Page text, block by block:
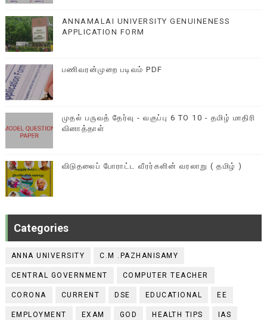
ANNAMALAI UNIVERSITY GENUINENESS
APPLICATION FORM
பணிவரன்முறை படிவம் PDF
முதல் பருவத் தேர்வு - வகுப்பு 6 TO 10 - தமிழ் மாதிரி
வினாத்தாள்
விடுதலைப் போராட்ட வீரர்களின் வரலாறு ( தமிழ் )
Categories
ANNA UNIVERSITY C.M .PAZHANISAMY
CENTRAL GOVERNMENT COMPUTER TEACHER
CORONA CURRENT DSE EDUCATIONAL EE
EMPLOYMENT EXAM GOD HEALTH TIPS IAS